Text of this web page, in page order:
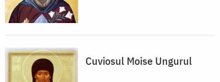
Cuviosul Moise Ungurul